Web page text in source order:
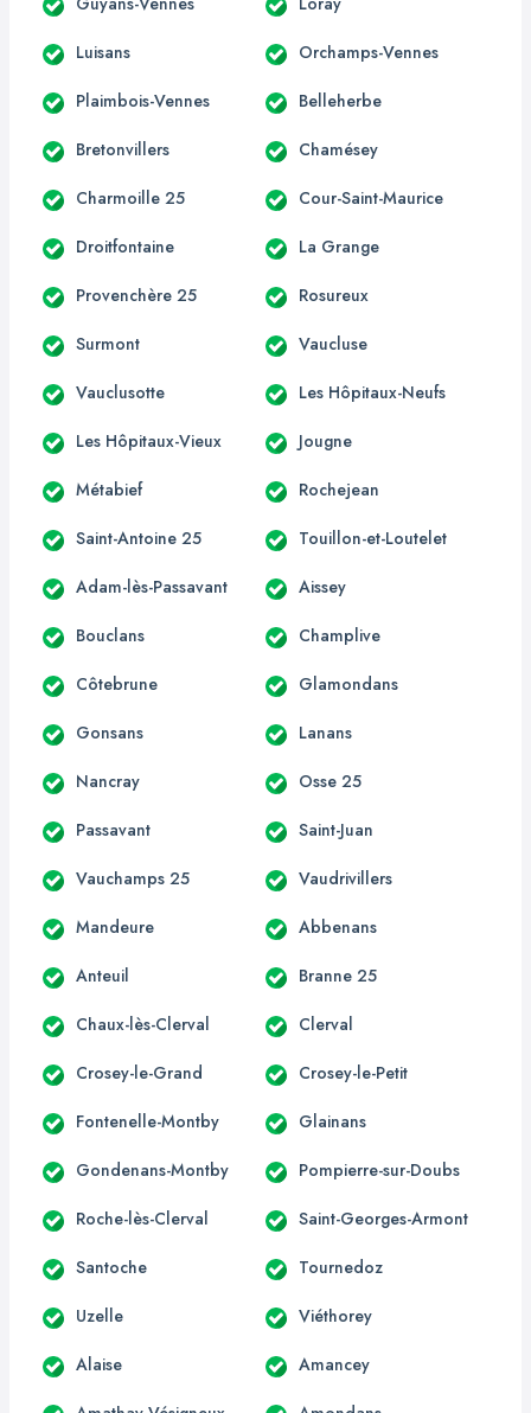
Luisans Orchamps-Vennes
Plaimbois-Vennes Belleherbe
Bretonvillers Chamésey
Charmoille 25 Cour-Saint-Maurice
Droitfontaine La Grange
Provenchère 25 Rosureux
Surmont Vaucluse
Vauclusotte Les Hôpitaux-Neufs
Les Hôpitaux-Vieux Jougne
Métabief Rochejean
Saint-Antoine 25 Touillon-et-Loutelet
Adam-lès-Passavant Aissey
Bouclans Champlive
Côtebrune Glamondans
Gonsans Lanans
Nancray Osse 25
Passavant Saint-Juan
Vauchamps 25 Vaudrivillers
Mandeure Abbenans
Anteuil Branne 25
Chaux-lès-Clerval Clerval
Crosey-le-Grand Crosey-le-Petit
Fontenelle-Montby Glainans
Gondenans-Montby Pompierre-sur-Doubs
Roche-lès-Clerval Saint-Georges-Armont
Santoche Tournedoz
Uzelle Viéthorey
Alaise Amancey